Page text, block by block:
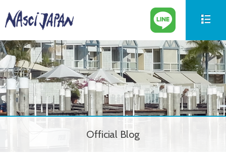
New Boat
新艇情報
Used Boat
中古艇情報
Parts
パーツ情報
Official Blog